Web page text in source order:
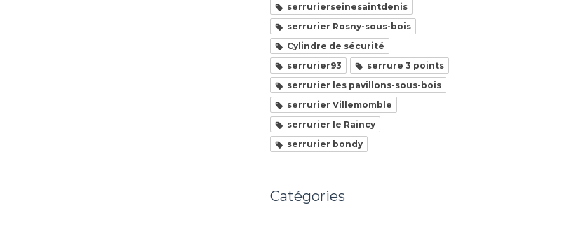
serrurierseinesaintdenis
serrurier Rosny-sous-bois
Cylindre de sécurité
serrurier93
serrure 3 points
serrurier les pavillons-sous-bois
serrurier Villemomble
serrurier le Raincy
serrurier bondy
Catégories